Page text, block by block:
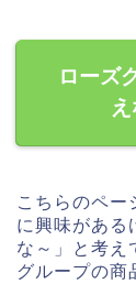
ローズ
こちらのペー
に興味がある
な～」と考え
グループの商